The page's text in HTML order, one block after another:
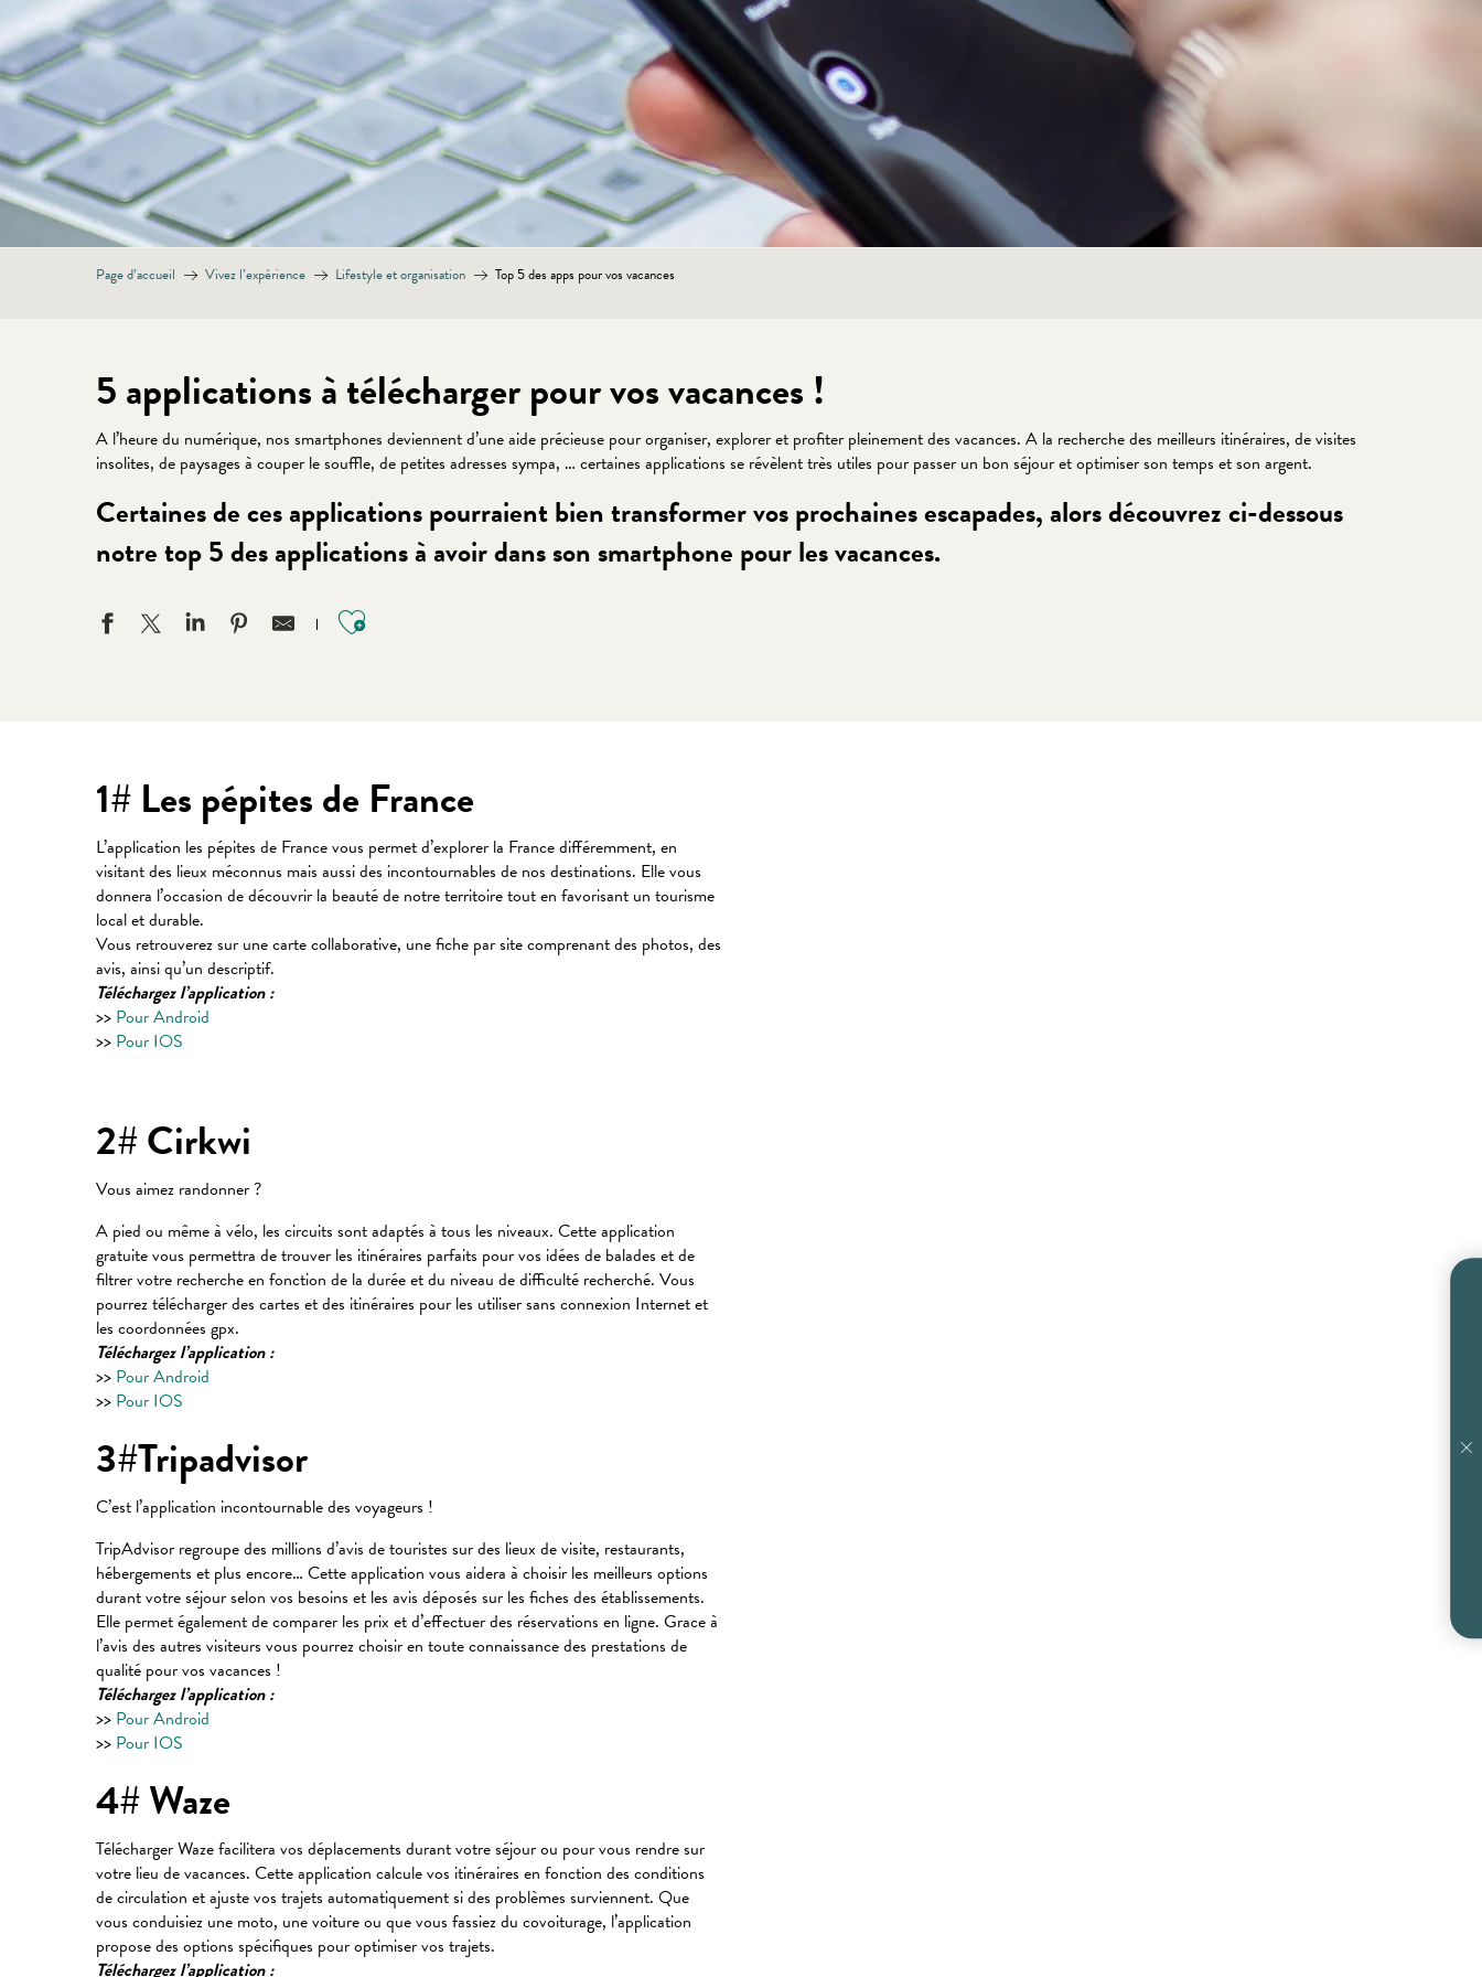
Page d’accueil Vivez l’expérience Lifestyle et organisation Top 5 des apps pour vos vacances
5 applications à télécharger pour vos vacances !
A l’heure du numérique, nos smartphones deviennent d’une aide précieuse pour organiser, explorer et profiter pleinement des vacances. A la recherche des meilleurs itinéraires, de visites
insolites, de paysages à couper le souffle, de petites adresses sympa, … certaines applications se révèlent très utiles pour passer un bon séjour et optimiser son temps et son argent.
Certaines de ces applications pourraient bien transformer vos prochaines escapades, alors découvrez ci-dessous
notre top 5 des applications à avoir dans son smartphone pour les vacances.
Ajouter aux favoris
1# Les pépites de France
L’application les pépites de France vous permet d’explorer la France différemment, en
visitant des lieux méconnus mais aussi des incontournables de nos destinations. Elle vous
donnera l’occasion de découvrir la beauté de notre territoire tout en favorisant un tourisme
local et durable.
Vous retrouverez sur une carte collaborative, une fiche par site comprenant des photos, des
avis, ainsi qu’un descriptif.
Téléchargez l’application :
>> Pour Android
>> Pour IOS
2# Cirkwi
Vous aimez randonner ?
A pied ou même à vélo, les circuits sont adaptés à tous les niveaux. Cette application
gratuite vous permettra de trouver les itinéraires parfaits pour vos idées de balades et de
filtrer votre recherche en fonction de la durée et du niveau de difficulté recherché. Vous
pourrez télécharger des cartes et des itinéraires pour les utiliser sans connexion Internet et
les coordonnées gpx.
Téléchargez l’application :
>> Pour Android
>> Pour IOS
3#Tripadvisor
C’est l’application incontournable des voyageurs !
TripAdvisor regroupe des millions d’avis de touristes sur des lieux de visite, restaurants,
hébergements et plus encore… Cette application vous aidera à choisir les meilleurs options
durant votre séjour selon vos besoins et les avis déposés sur les fiches des établissements.
Elle permet également de comparer les prix et d’effectuer des réservations en ligne. Grace à
l’avis des autres visiteurs vous pourrez choisir en toute connaissance des prestations de
qualité pour vos vacances !
Téléchargez l’application :
>> Pour Android
>> Pour IOS
4# Waze
Télécharger Waze facilitera vos déplacements durant votre séjour ou pour vous rendre sur
votre lieu de vacances. Cette application calcule vos itinéraires en fonction des conditions
de circulation et ajuste vos trajets automatiquement si des problèmes surviennent. Que
vous conduisiez une moto, une voiture ou que vous fassiez du covoiturage, l’application
propose des options spécifiques pour optimiser vos trajets.
Téléchargez l’application :